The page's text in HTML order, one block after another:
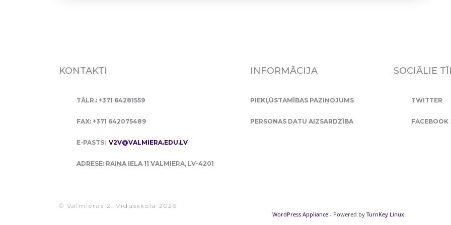
KONTAKTI
TĀLR.: +371 64281559
FAX: +371 642075489
E-PASTS: V2V@VALMIERA.EDU.LV
ADRESE: RAIŅA IELA 11 VALMIERA, LV-4201
INFORMĀCIJA
PIEKĻŪSTAMĪBAS PAZIŅOJUMS
PERSONAS DATU AIZSARDZĪBA
SOCIĀLIE
TWITTER
FACEBOOK
© Valmieras 2. Vidusskola 2026
WordPress Appliance - Powered by TurnKey Linux